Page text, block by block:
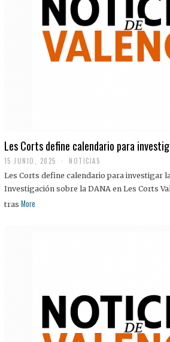
Les Corts define calendario para
15 JUNIO, 2025 NOTICIAS
Les Corts define calendario para investigar
Investigación sobre la DANA en Les Corts
tras More